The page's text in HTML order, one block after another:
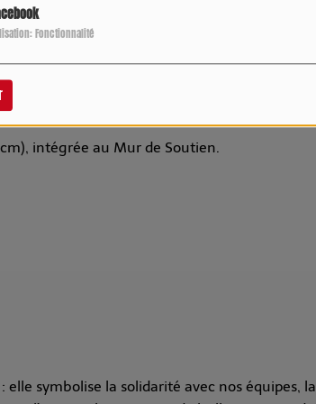
Fonctionnalité
intégrée au Mur de Soutien.
symbolise la solidarité avec nos équipes, la